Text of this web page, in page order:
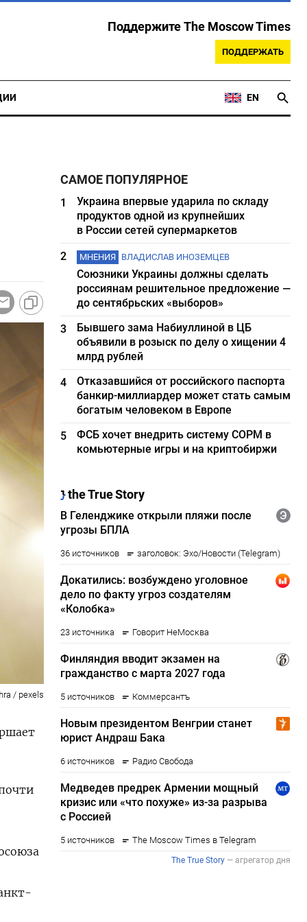
Поддержите The Moscow Times
ПОДДЕРЖАТЬ
EN
/ pexels
САМОЕ ПОПУЛЯРНОЕ
1
Украина впервые ударила по складу
продуктов одной из крупнейших
в России сетей супермаркетов
2
МНЕНИЯ ВЛАДИСЛАВ ИНОЗЕМЦЕВ
Союзники Украины должны сделать
россиянам решительное предложение —
до сентябрьских «выборов»
3
Бывшего зама Набиуллиной в ЦБ
объявили в розыск по делу о хищении 4
млрд рублей
4
Отказавшийся от российского паспорта
банкир-миллиардер может стать самым
богатым человеком в Европе
5
ФСБ хочет внедрить систему СОРМ в
комьютерные игры и на криптобиржи